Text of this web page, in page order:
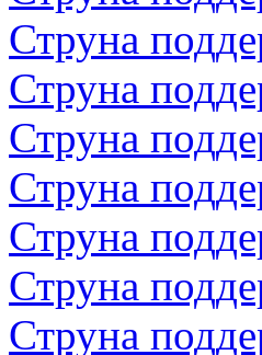
Струна
Струна
Струна
Струна
Струна
Струна
Струна